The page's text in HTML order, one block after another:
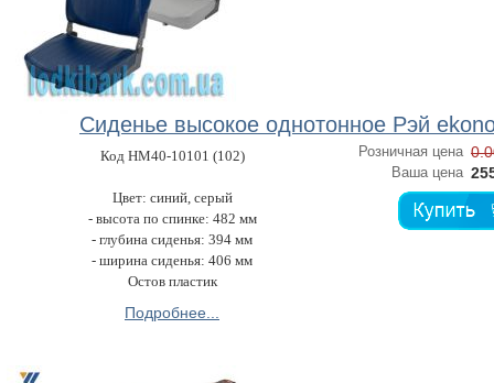
Сиденье высокое однотонное Рэй
Код HM40-10101 (102)
Цвет: синий, cepый
- высота по спинке: 482 мм
- глубина сиденья: 394 мм
- ширина сиденья: 406 мм
Остов пластик
Подробнее...
Розничная цена
Ваша цена